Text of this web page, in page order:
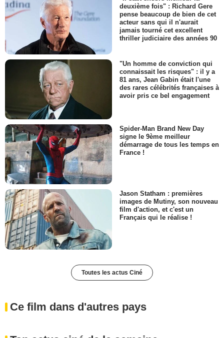
deuxième fois" : Richard Gere
pense beaucoup de bien de cet
acteur sans qui il n'aurait
jamais tourné cet excellent
thriller judiciaire des années 90
"Un homme de conviction qui
connaissait les risques" : il y a
81 ans, Jean Gabin était l'une
des rares célébrités françaises à
avoir pris ce bel engagement
Spider-Man Brand New Day
signe le 9ème meilleur
démarrage de tous les temps en
France !
Jason Statham : premières
images de Mutiny, son nouveau
film d'action, et c'est un
Français qui le réalise !
Toutes les actus Ciné
Ce film dans d'autres pays